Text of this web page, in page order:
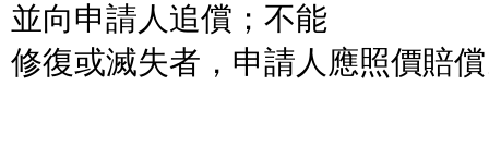
並向申請人追償；不能
修復或滅失者，申請人應照價賠